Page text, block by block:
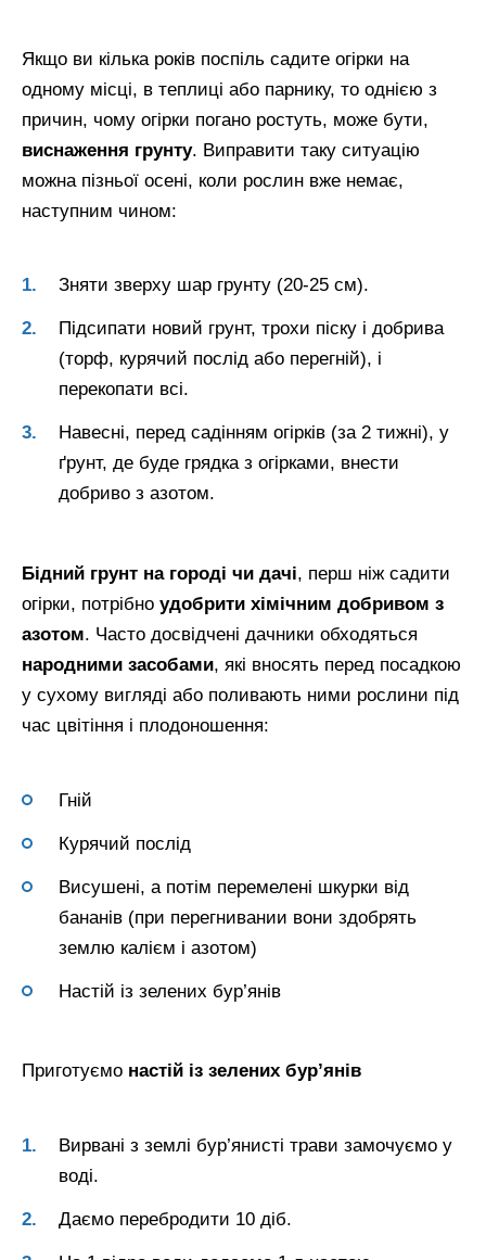
Якщо ви кілька років поспіль садите огірки на
одному місці, в теплиці або парнику, то однією з
причин, чому огірки погано ростуть, може бути,
виснаження грунту. Виправити таку ситуацію
можна пізньої осені, коли рослин вже немає,
наступним чином:
Зняти зверху шар грунту (20-25 см).
Підсипати новий грунт, трохи піску і добрива
(торф, курячий послід або перегній), і
перекопати всі.
Навесні, перед садінням огірків (за 2 тижні), у
ґрунт, де буде грядка з огірками, внести
добриво з азотом.
Бідний грунт на городі чи дачі, перш ніж садити
огірки, потрібно удобрити хімічним добривом з
азотом. Часто досвідчені дачники обходяться
народними засобами, які вносять перед посадкою
у сухому вигляді або поливають ними рослини під
час цвітіння і плодоношення:
Гній
Курячий послід
Висушені, а потім перемелені шкурки від
бананів (при перегнивании вони здобрять
землю калієм і азотом)
Настій із зелених бур’янів
Приготуємо настій із зелених бур’янів
Вирвані з землі бур’янисті трави замочуємо у
воді.
Даємо перебродити 10 діб.